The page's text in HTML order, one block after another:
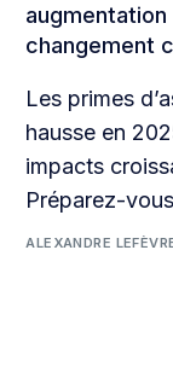
changement
Les primes
hausse en
impacts
Préparez-
ALEXANDRE